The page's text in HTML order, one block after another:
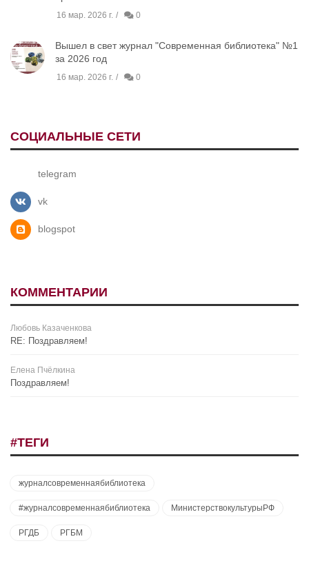
16 мар. 2026 г. 0
Вышел в свет журнал "Современная библиотека" №1
за 2026 год
16 мар. 2026 г. 0
СОЦИАЛЬНЫЕ СЕТИ
telegram
vk
blogspot
КОММЕНТАРИИ
Любовь Казаченкова
RE: Поздравляем!
Елена Пчёлкина
Поздравляем!
#ТЕГИ
журналсовременнаябиблиотека
#журналсовременнаябиблиотека МинистерствокультурыРФ
РГДБ РГБМ